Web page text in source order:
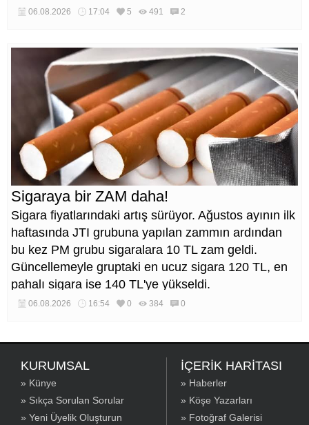
öncelediklerini söyledi. Arıkan, bu sezon yaklaşık 40
06.08.2026 17:04 5 491 2
Sigaraya bir ZAM daha!
Sigara fiyatlarındaki artış sürüyor. Ağustos ayının ilk
haftasında JTI grubuna yapılan zammın ardından
bu kez PM grubu sigaralara 10 TL zam geldi.
Güncellemeyle gruptaki en ucuz sigara 120 TL, en
pahalı sigara ise 140 TL'ye yükseldi.
06.08.2026 16:54 0 384 0
KURUMSAL
» Künye
» Sıkça Sorulan Sorular
» Yeni Üyelik Oluşturun
İÇERİK HARİTASI
» Haberler
» Köşe Yazarları
» Fotoğraf Galerisi